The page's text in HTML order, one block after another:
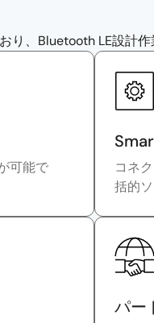
、Bluetooth LE設計作
可能で
コネ
括的
パー